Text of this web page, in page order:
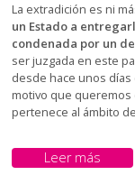
La extradición es ni
un Estado a
condenada por un
ser juzgada en este
desde hace unos días
motivo que queremos
pertenece al ámbito
Leer más